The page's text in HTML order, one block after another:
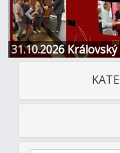
31.10.2026
Restaurace a Hotel